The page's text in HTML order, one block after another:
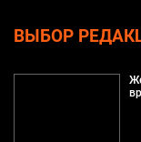
ВЫБОР